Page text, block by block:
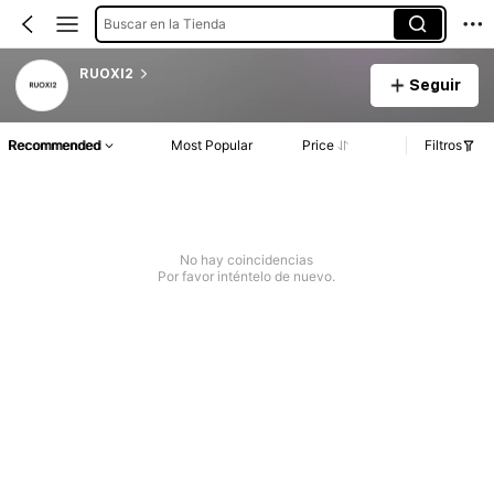
Buscar en la Tienda
RUOXI2
Seguir
Recommended Most Popular Price Filtros
No hay coincidencias
Por favor inténtelo de nuevo.